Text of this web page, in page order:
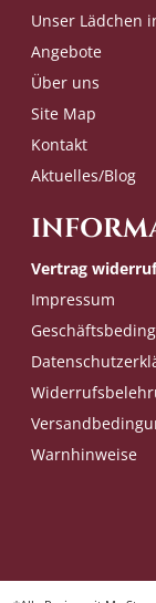
Unser Lädchen
Angebote
Über uns
Site Map
Kontakt
Aktuelles/Blog
Vertrag
Impressum
Warnhinweise